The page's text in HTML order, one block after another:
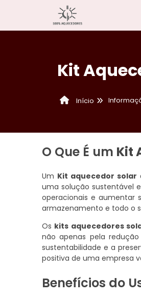
Kit
Início
O Que É um Kit
Um Kit aquecedor solar
uma solução sustentável
operacionais e aumentar
armazenamento e todo o
Os kits aquecedores
não apenas pela
sustentabilidade e a
positiva de uma empresa
Benefícios do